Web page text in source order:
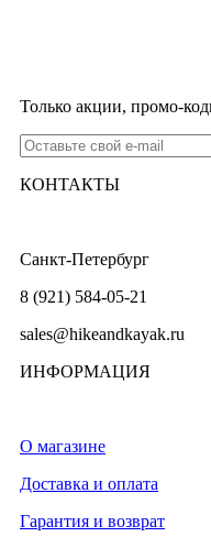
Только акции, промо-
КОНТАКТЫ
Санкт-Петербург
8 (921) 584-05-21
sales@hikeandkayak.ru
ИНФОРМАЦИЯ
О магазине
Доставка и оплата
Гарантия и возврат